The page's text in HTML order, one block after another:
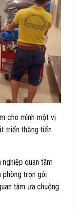
cho mình một vị
triển thăng tiến
quan tâm
phòng trọn gói
tâm ưa chuộng